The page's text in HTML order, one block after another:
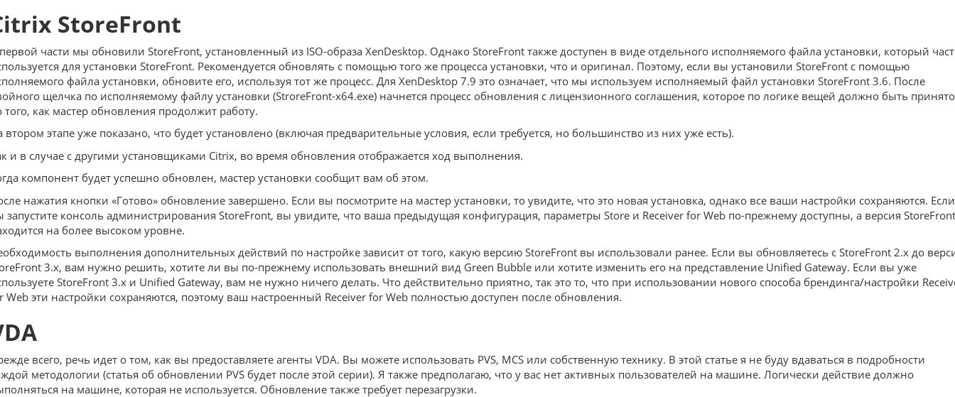
StoreFront
части мы обновили StoreFront, установленный из ISO-образа XenDesktop. Однако StoreFront также доступен в виде отдельного исполняемого файла установки, который
для установки StoreFront. Рекомендуется обновлять с помощью того же процесса установки, что и оригинал. Поэтому, если вы установили StoreFront с помощью
файла установки, обновите его, используя тот же процесс. Для XenDesktop 7.9 это означает, что мы используем исполняемый файл установки StoreFront 3.6. После
щелчка по исполняемому файлу установки (StroreFront-x64.exe) начнется процесс обновления с лицензионного соглашения, которое по логике вещей должно быть принято
того, как мастер обновления продолжит работу.
втором этапе уже показано, что будет установлено (включая предварительные условия, если требуется, но большинство из них уже есть).
и в случае с другими установщиками Citrix, во время обновления отображается ход выполнения.
компонент будет успешно обновлен, мастер установки сообщит вам об этом.
нажатия кнопки «Готово» обновление завершено. Если вы посмотрите на мастер установки, то увидите, что это новая установка, однако все ваши настройки сохраняются. Если
запустите консоль администрирования StoreFront, вы увидите, что ваша предыдущая конфигурация, параметры Store и Receiver for Web по-прежнему доступны, а версия StoreFront
на более высоком уровне.
выполнения дополнительных действий по настройке зависит от того, какую версию StoreFront вы использовали ранее. Если вы обновляетесь с StoreFront 2.x до
3.x, вам нужно решить, хотите ли вы по-прежнему использовать внешний вид Green Bubble или хотите изменить его на представление Unified Gateway. Если вы уже
StoreFront 3.x и Unified Gateway, вам не нужно ничего делать. Что действительно приятно, так это то, что при использовании нового способа брендинга/настройки
Web эти настройки сохраняются, поэтому ваш настроенный Receiver for Web полностью доступен после обновления.
всего, речь идет о том, как вы предоставляете агенты VDA. Вы можете использовать PVS, MCS или собственную технику. В этой статье я не буду вдаваться в подробности
методологии (статья об обновлении PVS будет после этой серии). Я также предполагаю, что у вас нет активных пользователей на машине. Логически действие должно
на машине, которая не используется. Обновление также требует перезагрузки.